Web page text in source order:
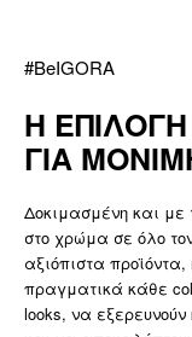
#BeIGORA
Η ΕΠΙΛΟΓΗ
ΓΙΑ
Δοκιμασμένη και με
στο χρώμα σε όλο
αξιόπιστα
πραγματικά κάθε
looks, να εξερευνούν